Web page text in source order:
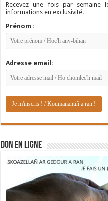
Recevez une fois par semaine
informations en exclusivité.
Prénom :
Adresse email:
DON EN LIGNE